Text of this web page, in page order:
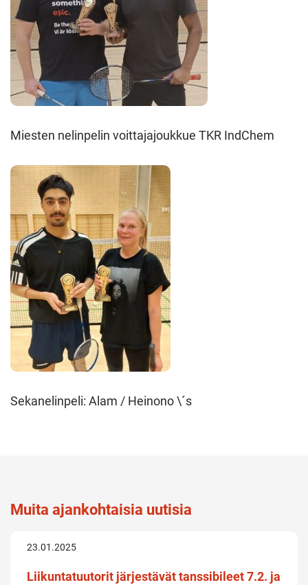
Miesten nelinpelin voittajajoukkue TKR IndChem
Sekanelinpeli: Alam / Heinono \´s
Muita ajankohtaisia uutisia
23.01.2025
Liikuntatuutorit järjestävät tanssibileet 7.2. ja